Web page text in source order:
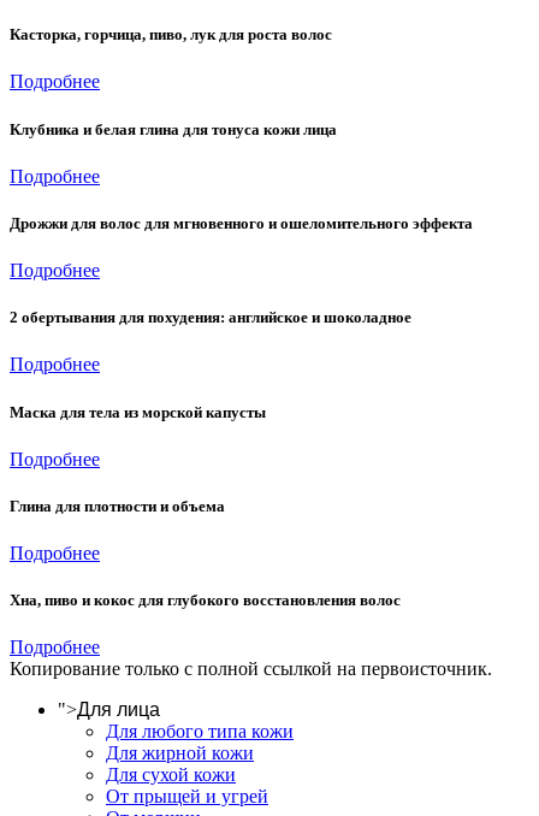
Касторка, горчица, пиво, лук для роста волос
Подробнее
Клубника и белая глина для тонуса кожи лица
Подробнее
Дрожжи для волос для мгновенного и ошеломительного эффекта
Подробнее
2 обертывания для похудения: английское и шоколадное
Подробнее
Маска для тела из морской капусты
Подробнее
Глина для плотности и объема
Подробнее
Хна, пиво и кокос для глубокого восстановления волос
Подробнее
Копирование только с полной ссылкой на первоисточник.
">Для лица
Для любого типа кожи
Для жирной кожи
Для сухой кожи
От прыщей и угрей